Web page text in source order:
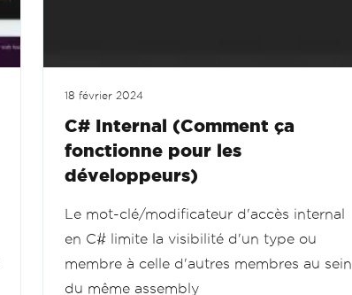
18 février 2024
C# Internal (Comment ça
fonctionne pour les
développeurs)
Le mot-clé/modificateur d'accès internal
en C# limite la visibilité d'un type ou
membre à celle d'autres membres au sein
du même assembly